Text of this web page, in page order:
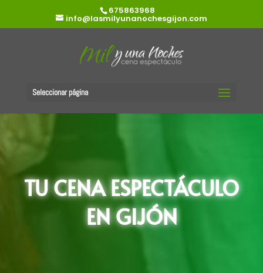
675863968
info@lasmilyunanochesgijon.com
Seleccionar página
TU CENA ESPECTÁCULO
EN GIJÓN